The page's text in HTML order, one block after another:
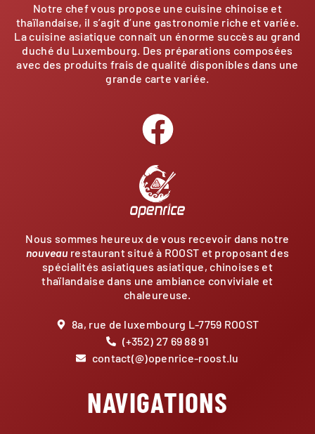
Notre chef vous propose une cuisine chinoise et
thaïlandaise, il s’agit d’une gastronomie riche et variée.
La cuisine asiatique connaît un énorme succès au grand
duché du Luxembourg. Des préparations composées
avec des produits frais de qualité disponibles dans une
grande carte variée.
Nous sommes heureux de vous recevoir dans notre
nouveau restaurant situé à ROOST et proposant des
spécialités asiatiques asiatique, chinoises et
thaïlandaise dans une ambiance conviviale et
chaleureuse.
8a, rue de luxembourg L-7759 ROOST
(+352) 27 69 88 91
contact(@)openrice-roost.lu
NAVIGATIONS